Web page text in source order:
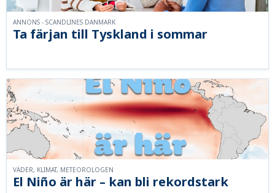
Ta färjan till Tyskland i sommar
ANNONS - SCANDLINES DANMARK
El Niño är här – kan bli rekordstark
VÄDER, KLIMAT, METEOROLOGEN